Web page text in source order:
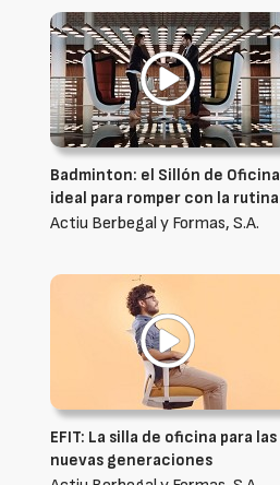
Badminton: el Sillón de Oficina
ideal para romper con la rutina
Actiu Berbegal y Formas, S.A.
EFIT: La silla de oficina para las
nuevas generaciones